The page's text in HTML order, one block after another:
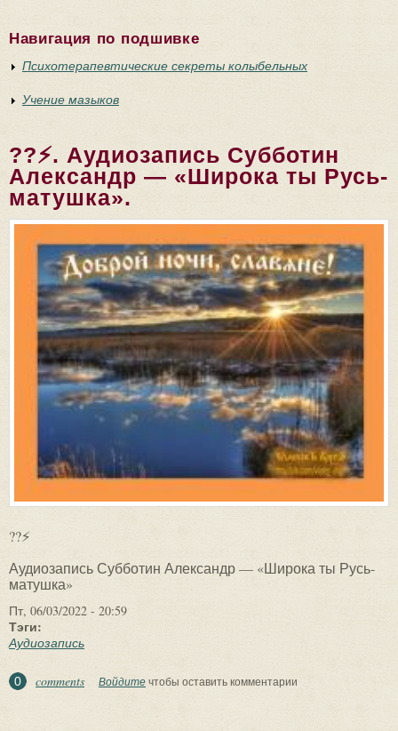
Навигация по подшивке
Психотерапевтические секреты колыбельных
Учение мазыков
??⚡. Аудиозапись Субботин
Александр — «Широка ты Русь-
матушка».
??⚡
Аудиозапись Субботин Александр — «Широка ты Русь-
матушка»
Пт, 06/03/2022 - 20:59
Тэги:
Аудиозапись
0 comments Войдитечтобы оставить комментарии